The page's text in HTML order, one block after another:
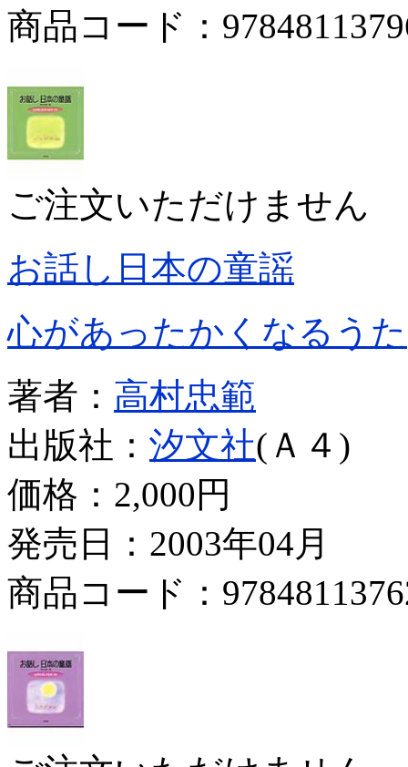
商品コード：
ご注文いただけません
お話し日本の童謡
心があったかくなるうた
著者： 高村忠範
出版社： 汐文社(Ａ４)
価格： 2,000円
発売日：2003年04月
商品コード：